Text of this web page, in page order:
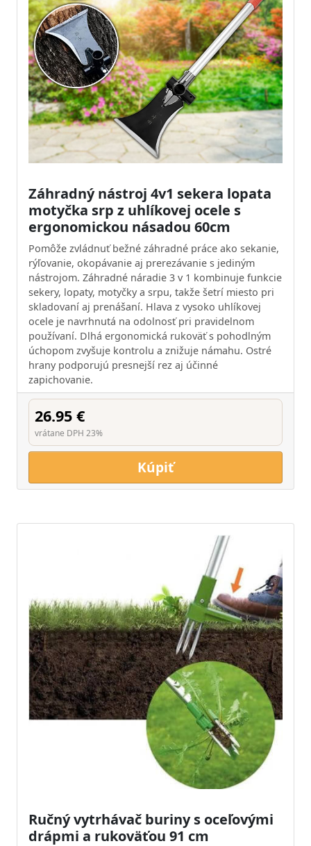
Záhradný nástroj 4v1 sekera lopata
motyčka srp z uhlíkovej ocele s
ergonomickou násadou 60cm
Pomôže zvládnuť bežné záhradné práce ako sekanie,
rýľovanie, okopávanie aj prerezávanie s jediným
nástrojom. Záhradné náradie 3 v 1 kombinuje funkcie
sekery, lopaty, motyčky a srpu, takže šetrí miesto pri
skladovaní aj prenášaní. Hlava z vysoko uhlíkovej
ocele je navrhnutá na odolnosť pri pravidelnom
používaní. Dlhá ergonomická rukoväť s pohodlným
úchopom zvyšuje kontrolu a znižuje námahu. Ostré
hrany podporujú presnejší rez aj účinné
zapichovanie.
26.95 €
vrátane DPH 23%
Kúpiť
Ručný vytrhávač buriny s oceľovými
drápmi a rukoväťou 91 cm